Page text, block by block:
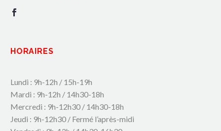
HORAIRES
Lundi : 9h-12h / 15h-19h
Mardi : 9h-12h / 14h30-18h
Mercredi : 9h-12h30 / 14h30-18h
Jeudi : 9h-12h30 / Fermé l’après-midi